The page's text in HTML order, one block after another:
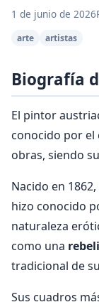
1 de junio de 2026
arte artistas
Biografía
El pintor
conocido por el
obras, siendo
Nacido en
hizo conocido
naturaleza
como una
tradicional de
Sus cuadros